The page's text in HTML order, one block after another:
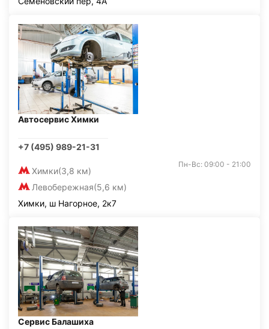
Автосервис Химки
+7 (495) 989-21-31
Химки(3,8 км)
Левобережная(5,6 км)
Пн-Вс: 09:00 - 21:00
Химки, ш Нагорное, 2к7
Сервис Балашиха